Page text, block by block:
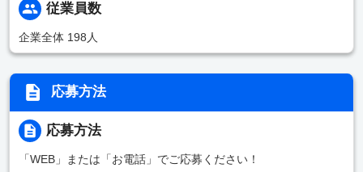
従業員数
企業全体 198人
応募方法
応募方法
「WEB」または「お電話」でご応募ください！